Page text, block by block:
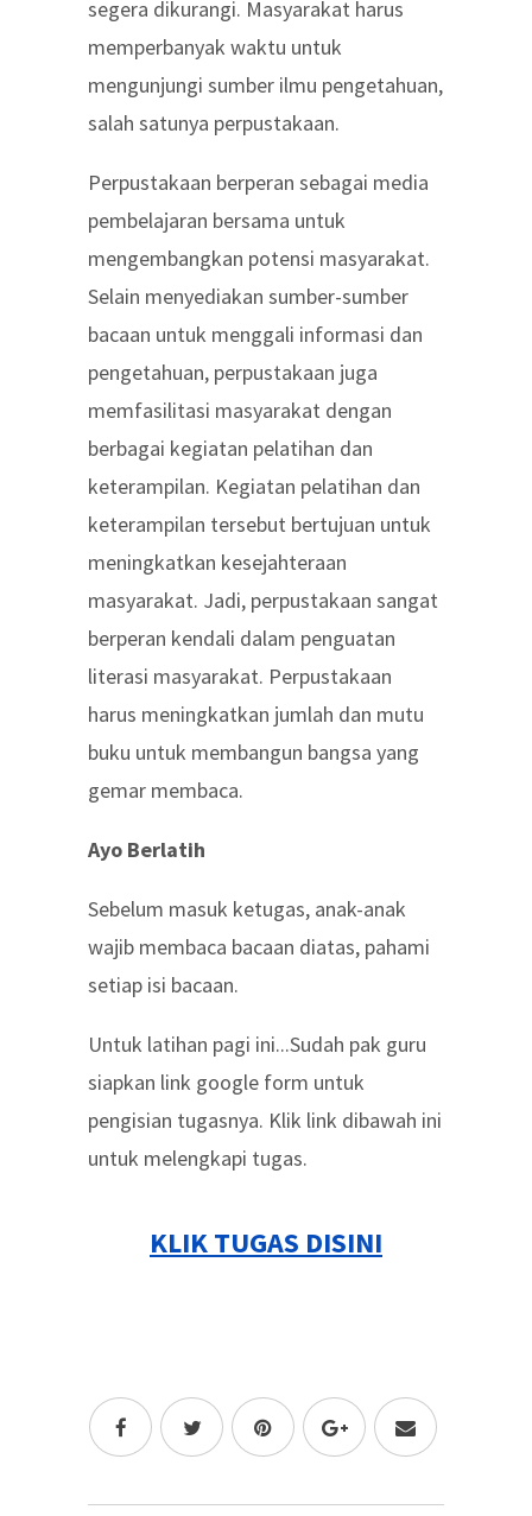
segera dikurangi. Masyarakat harus
memperbanyak waktu untuk
mengunjungi sumber ilmu pengetahuan,
salah satunya perpustakaan.
Perpustakaan berperan sebagai media
pembelajaran bersama untuk
mengembangkan potensi masyarakat.
Selain menyediakan sumber-sumber
bacaan untuk menggali informasi dan
pengetahuan, perpustakaan juga
memfasilitasi masyarakat dengan
berbagai kegiatan pelatihan dan
keterampilan. Kegiatan pelatihan dan
keterampilan tersebut bertujuan untuk
meningkatkan kesejahteraan
masyarakat. Jadi, perpustakaan sangat
berperan kendali dalam penguatan
literasi masyarakat. Perpustakaan
harus meningkatkan jumlah dan mutu
buku untuk membangun bangsa yang
gemar membaca.
Ayo Berlatih
Sebelum masuk ketugas, anak-anak
wajib membaca bacaan diatas, pahami
setiap isi bacaan.
Untuk latihan pagi ini...Sudah pak guru
siapkan link google form untuk
pengisian tugasnya. Klik link dibawah ini
untuk melengkapi tugas.
KLIK TUGAS DISINI